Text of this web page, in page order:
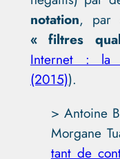
notation, par
« filtres
Internet : la
(2015)).
> Antoine
Morgane
tant de